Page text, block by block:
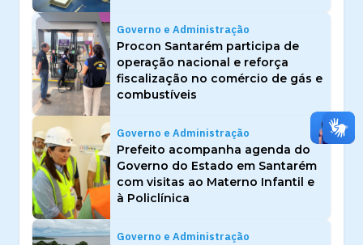
Governo e Administração
Procon Santarém participa de
operação nacional e reforça
fiscalização no comércio de gás e
combustíveis
Governo e Administração
Prefeito acompanha agenda do
Governo do Estado em Santarém
com visitas ao Materno Infantil e
à Policlínica
Governo e Administração